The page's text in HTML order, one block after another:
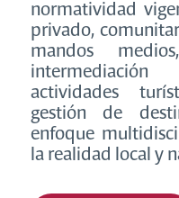
normatividad
privado,
mandos
actividades
gestión de
enfoque
la realidad local y